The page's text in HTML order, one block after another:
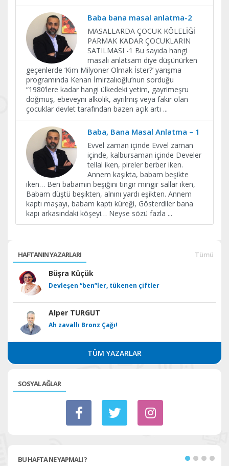
Baba bana masal anlatma-2
MASALLARDA ÇOCUK KÖLELİĞİ
PARMAK KADAR ÇOCUKLARIN
SATILMASI -1 Bu sayıda hangi
masalı anlatsam diye düşünürken
geçenlerde ‘Kim Milyoner Olmak İster?’ yarışma
programında Kenan İmirzalıoğlu’nun sorduğu
“1980’lere kadar hangi ülkedeki yetim, gayrimeşru
doğmuş, ebeveyni alkolik, ayrılmış veya fakir olan
çocuklar devlet tarafından bazen açık artı ...
Baba, Bana Masal Anlatma – 1
Evvel zaman içinde Evvel zaman
içinde, kalbursaman içinde Develer
tellal iken, pireler berber iken.
Annem kaşıkta, babam beşikte
iken… Ben babamın beşiğini tıngır mıngır sallar iken,
Babam düştü beşikten, alnını yardı eşikten. Annem
kaptı maşayı, babam kaptı küreği, Gösterdiler bana
kapı arkasındaki köşeyi… Neyse sözü fazla ...
HAFTANIN YAZARLARI Tümü
Büşra Küçük
Devleşen “ben”ler, tükenen çiftler
Alper TURGUT
Ah zavallı Bronz Çağı!
TÜM YAZARLAR
SOSYAL AĞLAR
BU HAFTA NE YAPMALI ?